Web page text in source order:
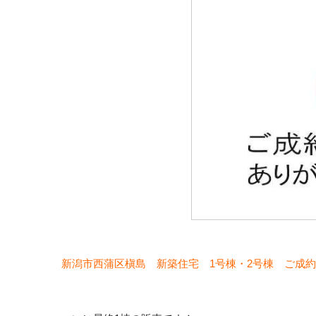
新潟市西蒲区槇島 新築住宅 1号棟・2号棟 ご成約